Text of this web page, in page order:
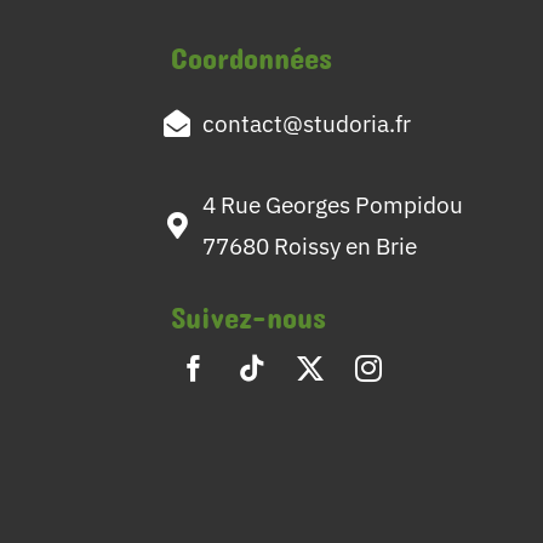
Coordonnées
contact@studoria.fr
4 Rue Georges Pompidou
77680 Roissy en Brie
Suivez-nous